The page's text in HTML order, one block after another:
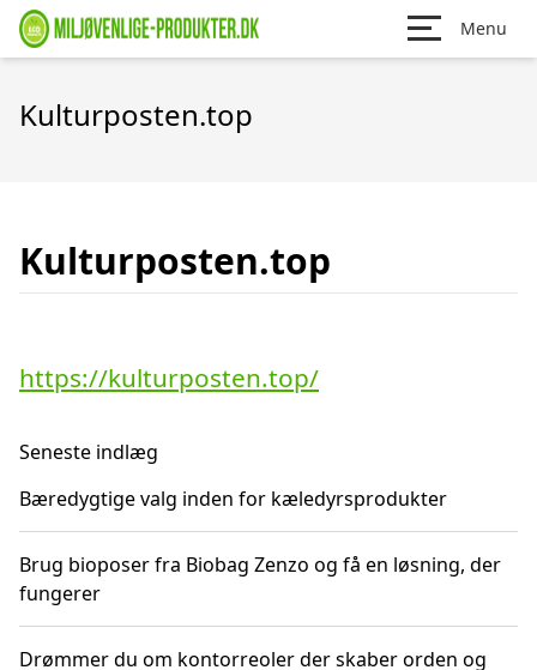
Menu
Kulturposten.top
Kulturposten.top
https://kulturposten.top/
Seneste indlæg
Bæredygtige valg inden for kæledyrsprodukter
Brug bioposer fra Biobag Zenzo og få en løsning, der
fungerer
Drømmer du om kontorreoler der skaber orden og